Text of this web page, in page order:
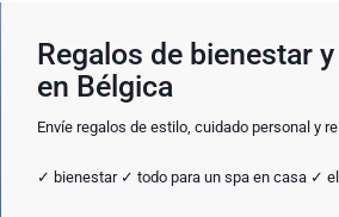
Regalos de bienestar
en Bélgica
Envíe regalos de estilo, cuidado personal y
✓ bienestar ✓ todo para un spa en casa ✓